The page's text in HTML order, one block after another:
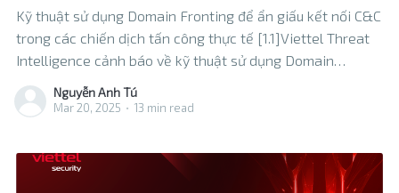
Kỹ thuật sử dụng Domain Fronting để ẩn giấu kết nối C&C
trong các chiến dịch tấn công thực tế [1.1]Viettel Threat
Intelligence cảnh báo về kỹ thuật sử dụng Domain
Fronting để ẩn giấu kết nối Command and Control (C&C)
trong các chiến
Nguyễn Anh Tú
Mar 20, 2025 • 13 min read